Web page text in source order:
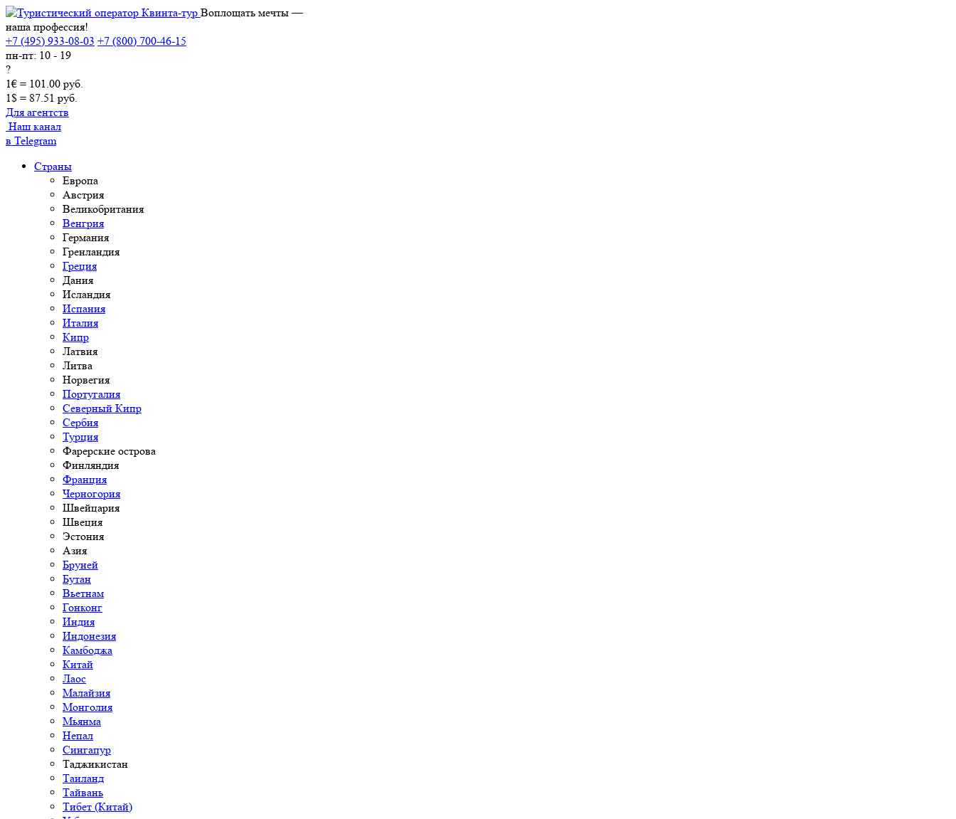
Воплощать мечты —
наша профессия!
+7 (495) 933-08-03 +7 (800) 700-46-15
пн-пт: 10 - 19
?
1€ = 101.00 руб.
1$ = 87.51 руб.
Для агентств
Наш канал
в Telegram
Страны
Европа
Австрия
Великобритания
Венгрия
Германия
Гренландия
Греция
Дания
Исландия
Испания
Италия
Кипр
Латвия
Литва
Норвегия
Португалия
Северный Кипр
Сербия
Турция
Фарерские острова
Финляндия
Франция
Черногория
Швейцария
Швеция
Эстония
Азия
Бруней
Бутан
Вьетнам
Гонконг
Индия
Индонезия
Камбоджа
Китай
Лаос
Малайзия
Монголия
Мьянма
Непал
Сингапур
Таджикистан
Таиланд
Тайвань
Тибет (Китай)